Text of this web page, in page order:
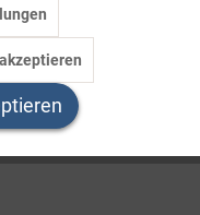
Sie?Inaktiv